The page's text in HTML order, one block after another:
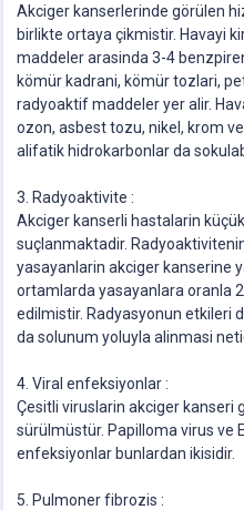
Akciger kanserlerinde görülen
birlikte ortaya çikmistir. Havayi
maddeler arasinda 3-4
kömür kadrani, kömür tozlari,
radyoaktif maddeler yer alir.
ozon, asbest tozu, nikel, krom
alifatik hidrokarbonlar da
3. Radyoaktivite :
Akciger kanserli hastalarin
suçlanmaktadir.
yasayanlarin akciger kanserine
ortamlarda yasayanlara oranla
edilmistir. Radyasyonun etkileri
da solunum yoluyla alinmasi
4. Viral enfeksiyonlar :
Çesitli viruslarin akciger kanseri
sürülmüstür. Papilloma virus ve
enfeksiyonlar bunlardan ikisidir.
5. Pulmoner fibrozis :